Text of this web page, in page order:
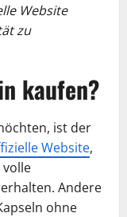
Website
zu
kaufen?
ist der
Website,
Andere
ohne